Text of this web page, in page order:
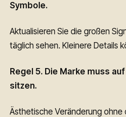
Symbole.
Aktualisieren Sie die großen
täglich sehen. Kleinere Details
Regel 5. Die Marke muss
sitzen.
Ästhetische Veränderung